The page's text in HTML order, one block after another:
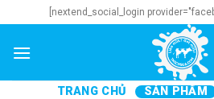
to
content
[nextend_social_login
TRANG CHỦ SẢN PHẨM